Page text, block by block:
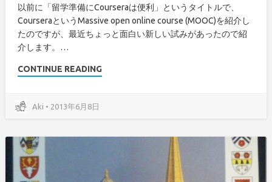
以前に「留学準備にCourseraは便利」というタイトルで、
CourseraというMassive open online course (MOOC)を紹介し
たのですが、最近ちょっと面白い新しい試みがあったので紹
介します。…
CONTINUE READING
Aki • 2013年6月8日